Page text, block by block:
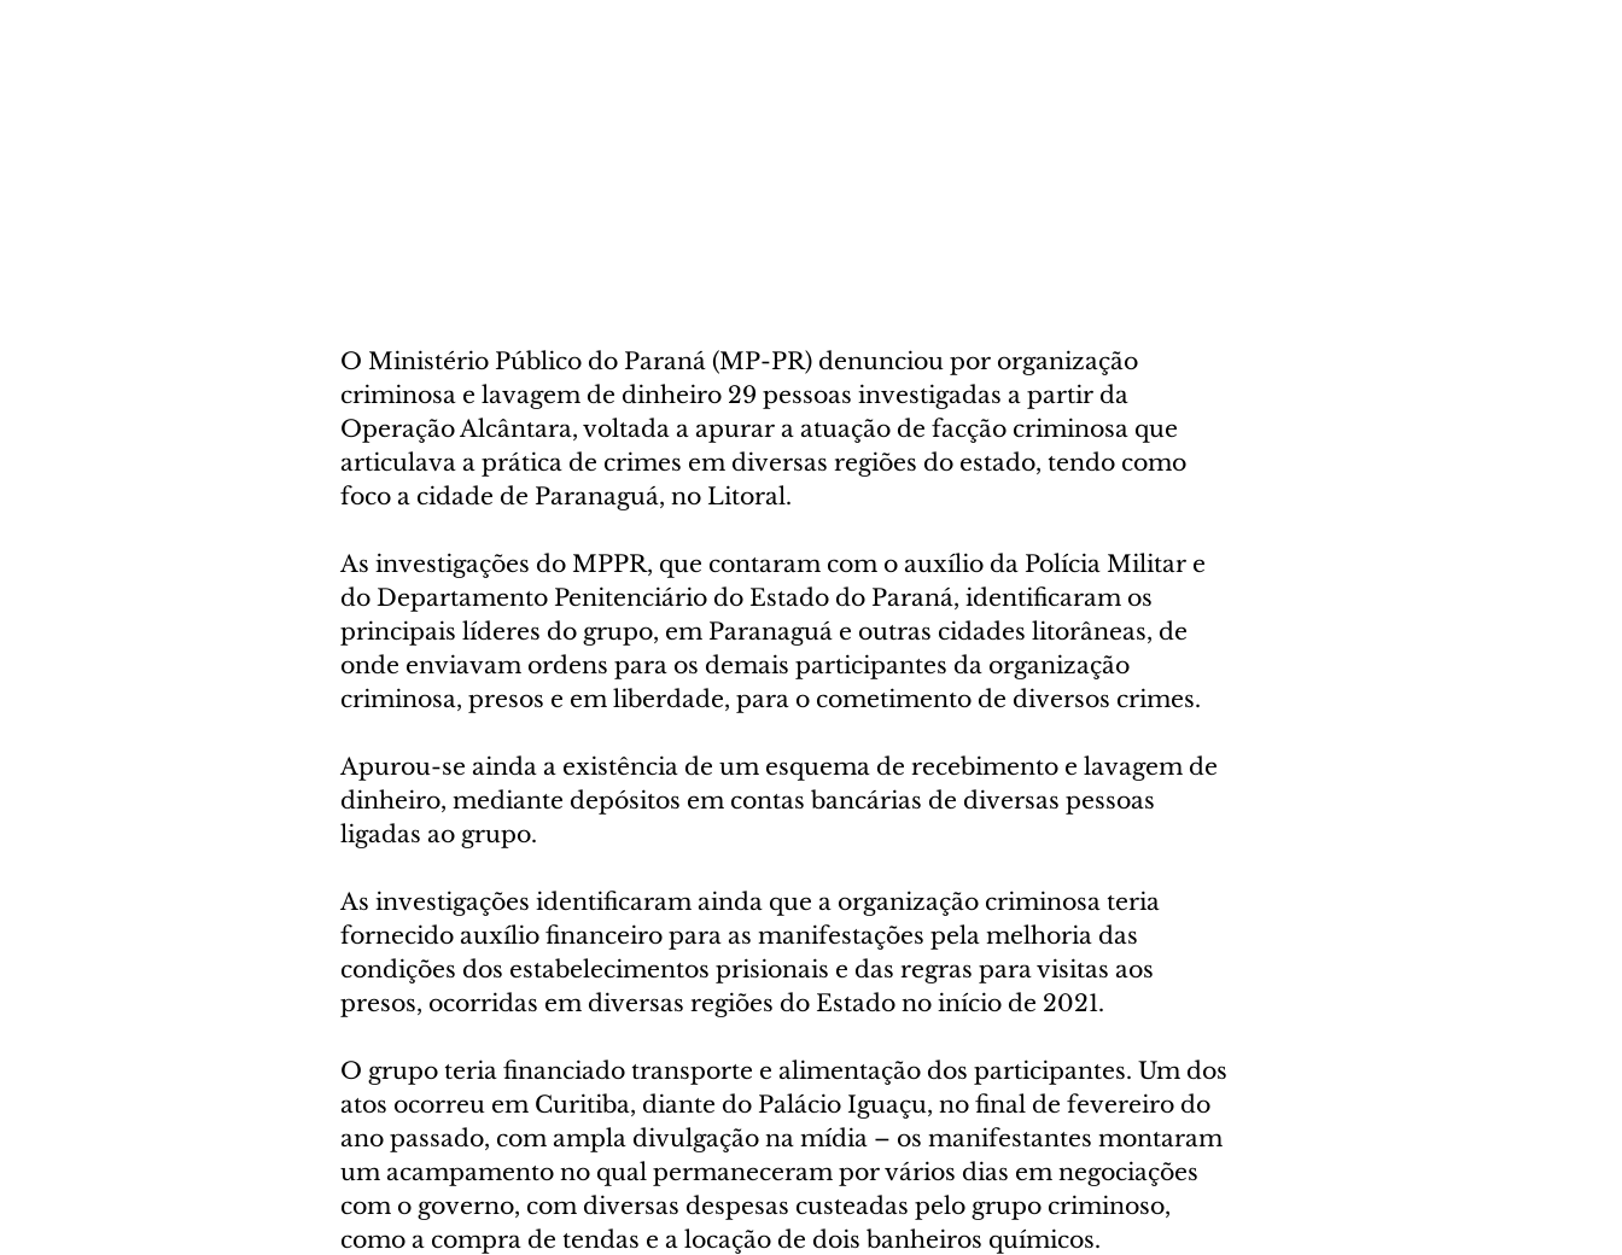
O Ministério Público do Paraná (MP-PR) denunciou por organização
criminosa e lavagem de dinheiro 29 pessoas investigadas a partir da
Operação Alcântara, voltada a apurar a atuação de facção criminosa que
articulava a prática de crimes em diversas regiões do estado, tendo como
foco a cidade de Paranaguá, no Litoral.
As investigações do MPPR, que contaram com o auxílio da Polícia Militar e
do Departamento Penitenciário do Estado do Paraná, identificaram os
principais líderes do grupo, em Paranaguá e outras cidades litorâneas, de
onde enviavam ordens para os demais participantes da organização
criminosa, presos e em liberdade, para o cometimento de diversos crimes.
Apurou-se ainda a existência de um esquema de recebimento e lavagem de
dinheiro, mediante depósitos em contas bancárias de diversas pessoas
ligadas ao grupo.
As investigações identificaram ainda que a organização criminosa teria
fornecido auxílio financeiro para as manifestações pela melhoria das
condições dos estabelecimentos prisionais e das regras para visitas aos
presos, ocorridas em diversas regiões do Estado no início de 2021.
O grupo teria financiado transporte e alimentação dos participantes. Um dos
atos ocorreu em Curitiba, diante do Palácio Iguaçu, no final de fevereiro do
ano passado, com ampla divulgação na mídia – os manifestantes montaram
um acampamento no qual permaneceram por vários dias em negociações
com o governo, com diversas despesas custeadas pelo grupo criminoso,
como a compra de tendas e a locação de dois banheiros químicos.